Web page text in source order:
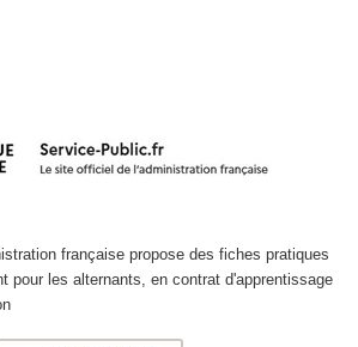
française propose des fiches pratiques
pour les alternants, en contrat d'apprentissage